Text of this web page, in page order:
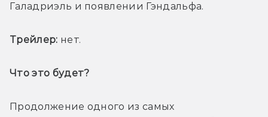
Галадриэль и появлении Гэндальфа.
Трейлер: нет.
Что это будет?
Продолжение одного из самых